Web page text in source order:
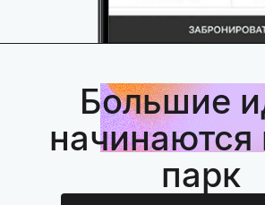
Большие
парк